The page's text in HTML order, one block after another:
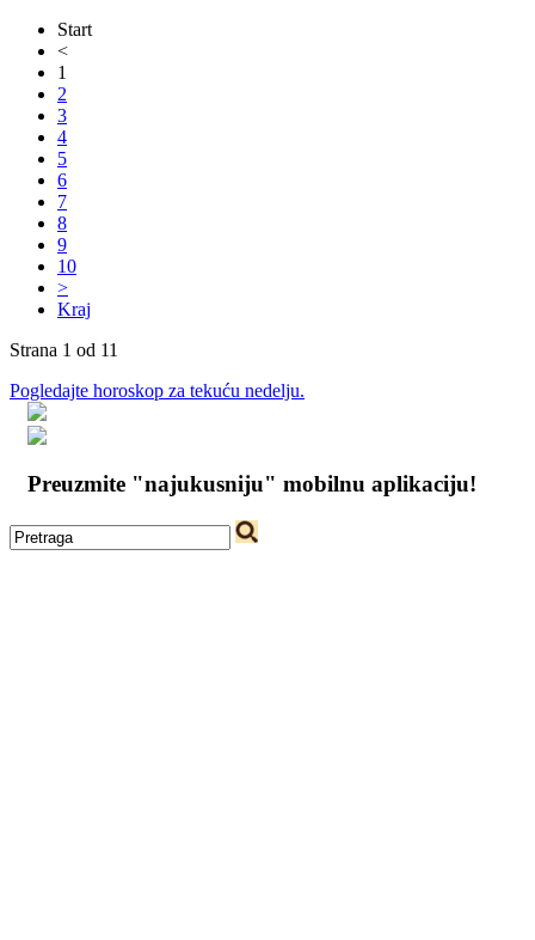
Start
<
1
2
3
4
5
6
7
8
9
10
>
Kraj
Strana 1 od 11
Pogledajte horoskop za tekuću nedelju.
Preuzmite "najukusniju" mobilnu aplikaciju!